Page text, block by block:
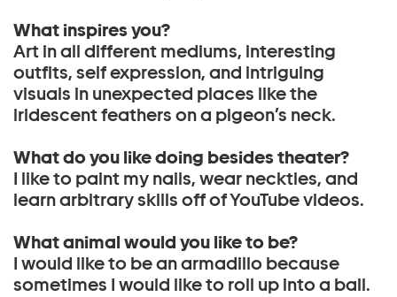
What inspires you?
Art in all different mediums, interesting
outfits, self expression, and intriguing
visuals in unexpected places like the
iridescent feathers on a pigeon’s neck.
What do you like doing besides theater?
I like to paint my nails, wear neckties, and
learn arbitrary skills off of YouTube videos.
What animal would you like to be?
I would like to be an armadillo because
sometimes I would like to roll up into a ball.